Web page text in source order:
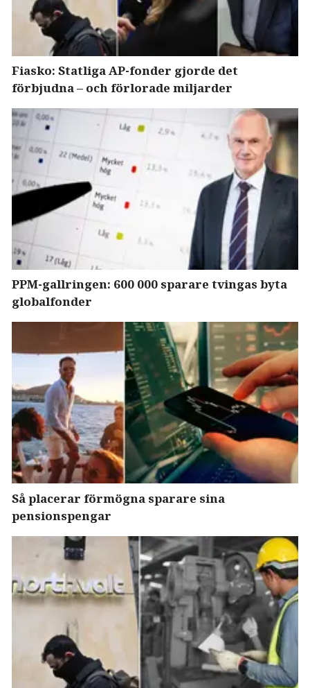
Fiasko: Statliga AP-fonder gjorde det
förbjudna – och förlorade miljarder
PPM-gallringen: 600 000 sparare tvingas byta
globalfonder
Så placerar förmögna sparare sina
pensionspengar